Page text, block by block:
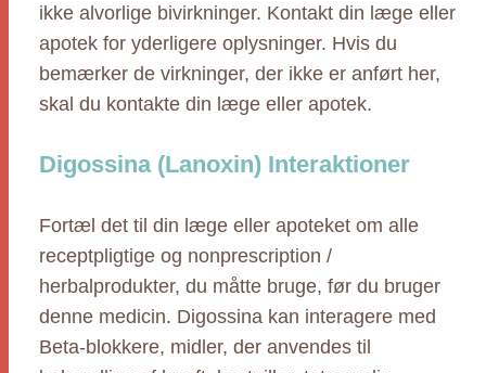
ikke alvorlige bivirkninger. Kontakt din læge eller
apotek for yderligere oplysninger. Hvis du
bemærker de virkninger, der ikke er anført her,
skal du kontakte din læge eller apotek.
Digossina (Lanoxin) Interaktioner
Fortæl det til din læge eller apoteket om alle
receptpligtige og nonprescription /
herbalprodukter, du måtte bruge, før du bruger
denne medicin. Digossina kan interagere med
Beta-blokkere, midler, der anvendes til